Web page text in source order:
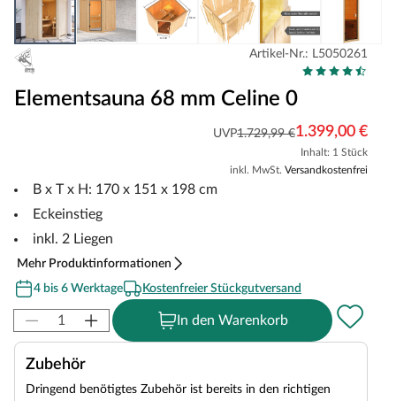
Artikel-Nr.: L5050261
Elementsauna 68 mm Celine 0
UVP1.729,99 €1.399,00 €
Inhalt: 1 Stück
inkl. MwSt. Versandkostenfrei
B x T x H: 170 x 151 x 198 cm
Eckeinstieg
inkl. 2 Liegen
Mehr Produktinformationen
4 bis 6 Werktage
Kostenfreier Stückgutversand
In den Warenkorb
Zubehör
Dringend benötigtes Zubehör ist bereits in den richtigen